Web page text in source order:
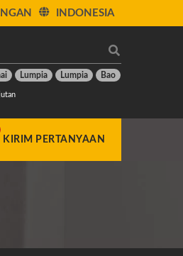
INDONESIA
Lumpia Lumpia Bao
KIRIM PERTANYAAN